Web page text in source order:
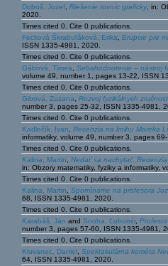
Doboš, Jozef Riešenie rovníc graficky , in:
2020.
Times cited 0. Cite 0 publications.
Fecková Škrabuľáková, Erika
Erupcie pre
ISSN 1335-4981, 2020.
Times cited 0. Cite 0 publications.
Gábová, Timea
Sebahodnotenie – nástroj
volume 49, number 1, pages 13-22, ISSN
Times cited 0. Cite 0 publications.
Gibová, Zuzana
Rozvoj fyzikálnych
number 3, pages 25-32, ISSN 1335-4981,
Times cited 0. Cite 0 publications.
Kadlečík, Ivan
Recenzia na knihu Mareka
informatiky, volume 49, number 3, pages
Times cited 0. Cite 0 publications.
Kalina, Martin
Nedať sa nachytať.
in: Obzory matematiky, fyziky a informatiky,
Times cited 0. Cite 0 publications.
Kalina, Martin
Spomíname na profesora
68, ISSN 1335-4981, 2020.
Times cited 0. Cite 0 publications.
Karabáš, Ján and Snoha, Ľubomír,
number 3, pages 57-60, ISSN 1335-4981,
Times cited 0. Cite 0 publications.
Kluvanec, Daniel Spektakulárna kométa
64, ISSN 1335-4981, 2020.